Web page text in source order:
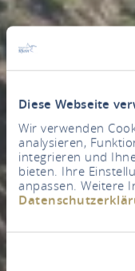
Diese Webseite
Wir verwenden
analysieren,
integrieren und
bieten. Ihre
anpassen. Weitere